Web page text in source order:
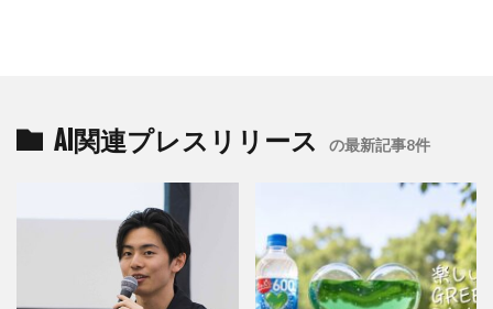
AI関連プレスリリース の最新記事8件